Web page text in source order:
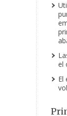
el
El